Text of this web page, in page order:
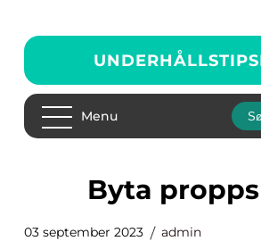
Menu
byta
03 september 2023 admin